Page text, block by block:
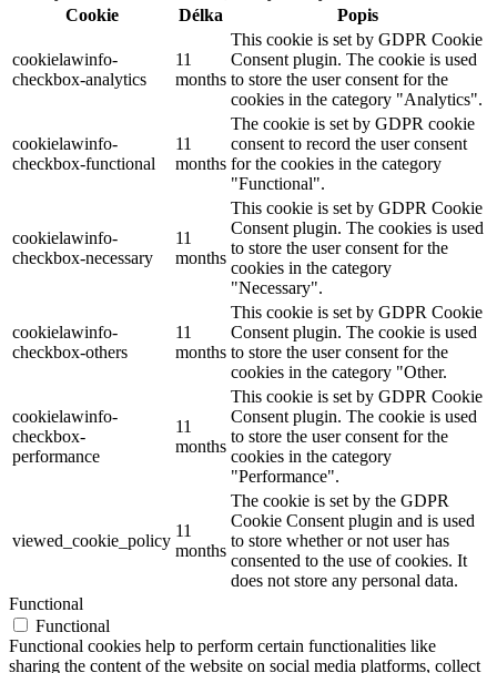
Cookie
Délka Popis
cookielawinfo-
checkbox-analytics
11
months
This cookie is set by GDPR Cookie
Consent plugin. The cookie is used
to store the user consent for the
cookies in the category "Analytics".
cookielawinfo-
checkbox-functional
11
months
The cookie is set by GDPR cookie
consent to record the user consent
for the cookies in the category
"Functional".
cookielawinfo-
checkbox-necessary
11
months
This cookie is set by GDPR Cookie
Consent plugin. The cookies is used
to store the user consent for the
cookies in the category
"Necessary".
cookielawinfo-
checkbox-others
11
months
This cookie is set by GDPR Cookie
Consent plugin. The cookie is used
to store the user consent for the
cookies in the category "Other.
cookielawinfo-
checkbox-
performance
11
months
This cookie is set by GDPR Cookie
Consent plugin. The cookie is used
to store the user consent for the
cookies in the category
"Performance".
viewed_cookie_policy
11
months
The cookie is set by the GDPR
Cookie Consent plugin and is used
to store whether or not user has
consented to the use of cookies. It
does not store any personal data.
Functional
Functional
Functional cookies help to perform certain functionalities like
sharing the content of the website on social media platforms, collect